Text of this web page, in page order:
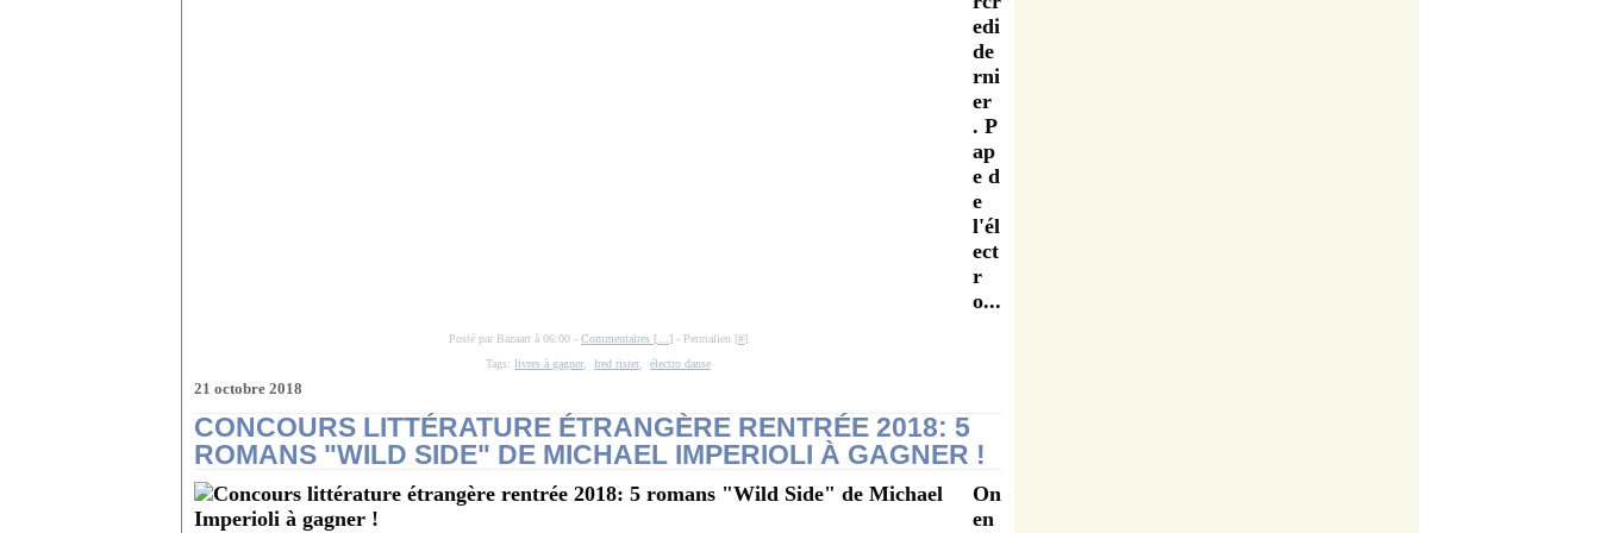
edi
de
rni
er
. P
ap
e d
e
l'él
ect
r
o...
Posté par Bazaart à 06:00 -Commentaires [ …] - Permalien [#]
Tags:livres à gagner fred rister ,électro danse
21 octobre 2018
CONCOURS LITTÉRATURE ÉTRANGÈRE RENTRÉE 2018: 5
ROMANS "WILD SIDE" DE MICHAEL IMPERIOLI À GAGNER !
On
en